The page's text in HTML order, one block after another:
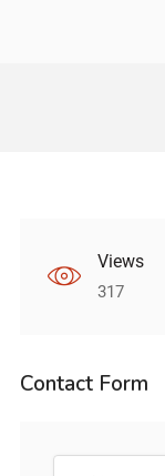
Views
317
Contact Form